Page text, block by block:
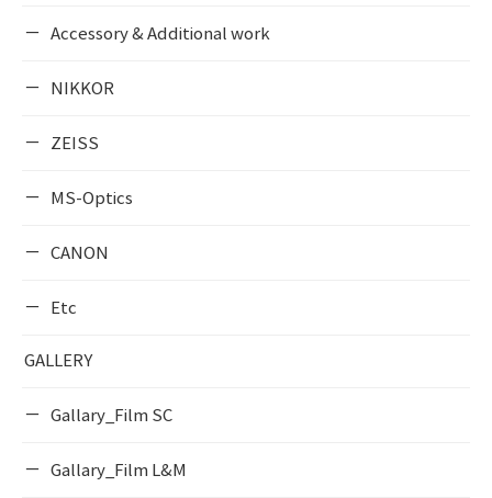
Accessory & Additional work
NIKKOR
ZEISS
MS-Optics
CANON
Etc
GALLERY
Gallary_Film SC
Gallary_Film L&M